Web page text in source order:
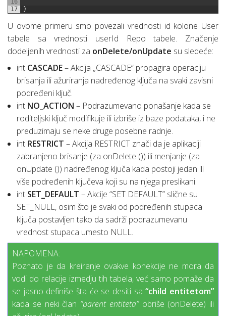
17
}
U ovome primeru smo povezali vrednosti id kolone User
tabele sa vrednosti userId Repo tabele. Značenje
dodeljenih vrednosti za onDelete/onUpdate su sledeće:
int CASCADE– Akcija „CASCADE“ propagira operaciju
brisanja ili ažuriranja nadređenog ključa na svaki zavisni
podređeni ključ.
int NO_ACTION – Podrazumevano ponašanje kada se
roditeljski ključ modifikuje ili izbriše iz baze podataka, i ne
preduzimaju se neke druge posebne radnje.
int RESTRICT – Akcija RESTRICT znači da je aplikaciji
zabranjeno brisanje (za onDelete ()) ili menjanje (za
onUpdate ()) nadređenog ključa kada postoji jedan ili
više podređenih ključeva koji su na njega preslikani.
int SET_DEFAULT – Akcije “SET DEFAULT” slične su
SET_NULL, osim što je svaki od podređenih stupaca
ključa postavljen tako da sadrži podrazumevanu
vrednost stupaca umesto NULL.
NAPOMENA:
Poznato je da kreiranje ovakve konekcije ne mora da
vodi do relacije izmedju tih tabela, već samo pomaže da
se jasno definiše šta će se desiti sa“child entitetom”
kada se neki član “parent entiteta”obriše (onDelete) ili